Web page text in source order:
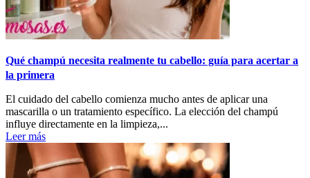
Qué champú necesita realmente tu cabello: guía para acertar a
la primera
El cuidado del cabello comienza mucho antes de aplicar una
mascarilla o un tratamiento específico. La elección del champú
influye directamente en la limpieza,...
Leer más